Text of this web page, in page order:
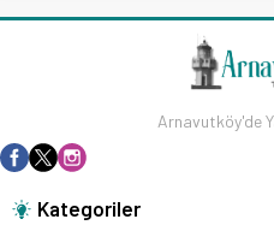
Arnavutköy'de
Kategoriler